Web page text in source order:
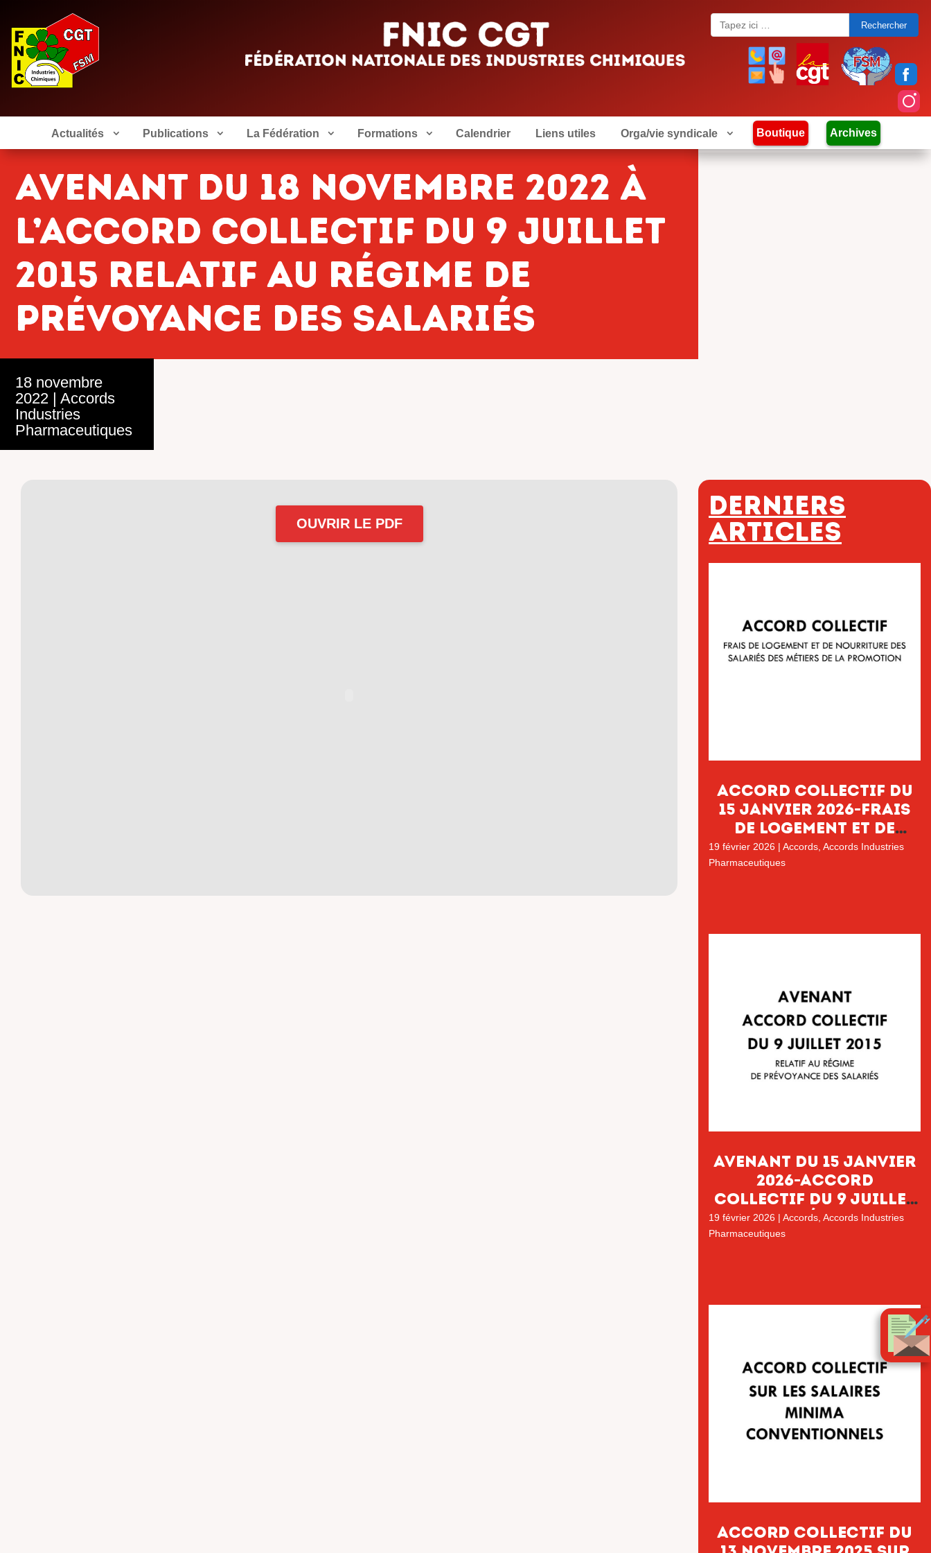
Search
for:
Actualités Publications La Fédération Formations Calendrier Liens utiles Orga/vie syndicale Boutique Archives
Avenant du 18 novembre 2022 à
l’accord collectif du 9 juillet
2015 relatif au régime de
prévoyance des salariés
18 novembre
2022 | Accords
Industries
Pharmaceutiques
OUVRIR LE PDF
Derniers
articles
Accord collectif du
15 janvier 2026-Frais
de logement et de
nourriture des
salariés des métiers
19 février 2026 | Accords Accords Industries
Pharmaceutiques
Avenant du 15 janvier
2026-accord
collectif du 9 juillet
2015 – Régime de
prévoyance des
19 février 2026 | Accords Accords Industries
Pharmaceutiques
ACCORD COLLECTIF DU